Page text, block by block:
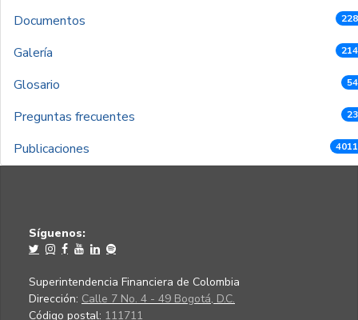
Documentos
Galería
Glosario
Preguntas frecuentes
Publicaciones
Síguenos:
Superintendencia Financiera de Colombia
Dirección: Calle 7 No. 4 - 49 Bogotá, D.C.
Código postal: 111711